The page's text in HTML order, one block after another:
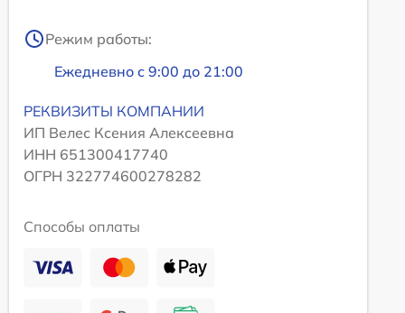
Режим работы:
Ежедневно с 9:00 до 21:00
РЕКВИЗИТЫ КОМПАНИИ
ИП Велес Ксения Алексеевна
ИНН 651300417740
ОГРН 322774600278282
Способы оплаты